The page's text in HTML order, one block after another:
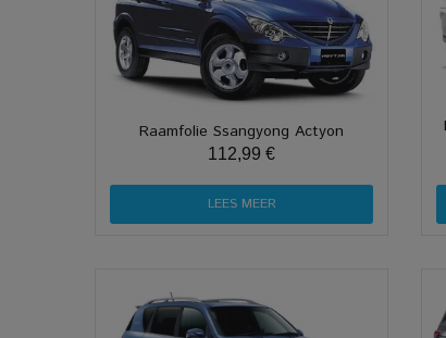
Raamfolie Ssangyong Actyon
112,99 €
LEES MEER